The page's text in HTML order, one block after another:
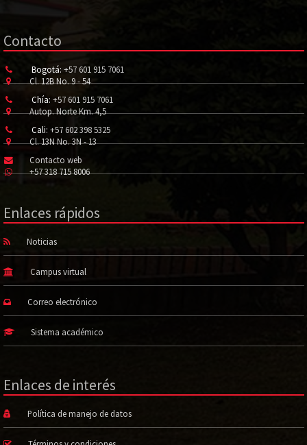
Contacto
Bogotá: +57 601 915 7061
Cl. 12B No. 9 - 54
Chía: +57 601 915 7061
Autop. Norte Km. 4,5
Cali: +57 602 398 5325
Cl. 13N No. 3N - 13
Contacto web
+57 318 715 8006
Enlaces rápidos
Noticias
Campus virtual
Correo electrónico
Sistema académico
Enlaces de interés
Política de manejo de datos